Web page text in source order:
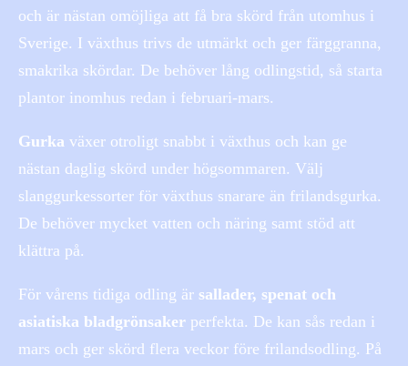
och är nästan omöjliga att få bra skörd från utomhus i
Sverige. I växthus trivs de utmärkt och ger färggranna,
smakrika skördar. De behöver lång odlingstid, så starta
plantor inomhus redan i februari-mars.
Gurka växer otroligt snabbt i växthus och kan ge
nästan daglig skörd under högsommaren. Välj
slanggurkessorter för växthus snarare än frilandsgurkа.
De behöver mycket vatten och näring samt stöd att
klättra på.
För vårens tidiga odling är sallader, spenat och
asiatiska bladgrönsaker perfekta. De kan sås redan i
mars och ger skörd flera veckor före frilandsodling. På